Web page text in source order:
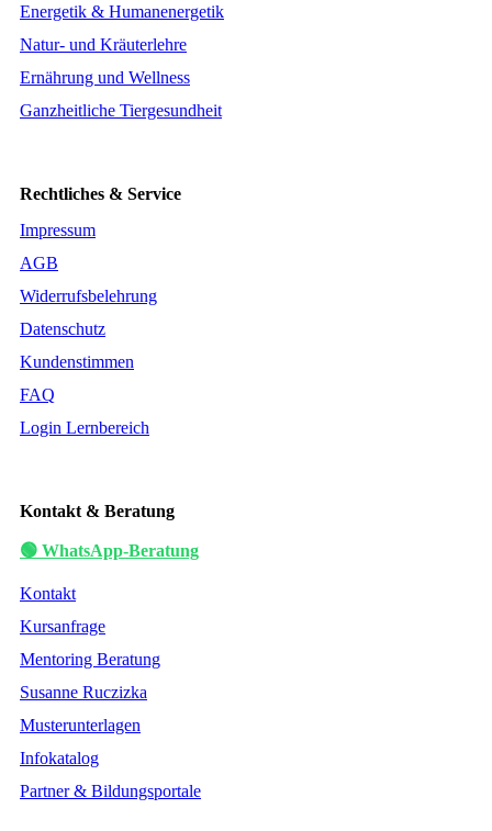
Energetik & Humanenergetik
Natur- und Kräuterlehre
Ernährung und Wellness
Ganzheitliche Tiergesundheit
Rechtliches & Service
Impressum
AGB
Widerrufsbelehrung
Datenschutz
Kundenstimmen
FAQ
Login Lernbereich
Kontakt & Beratung
🟢 WhatsApp-Beratung
Kontakt
Kursanfrage
Mentoring Beratung
Susanne Ruczizka
Musterunterlagen
Infokatalog
Partner & Bildungsportale